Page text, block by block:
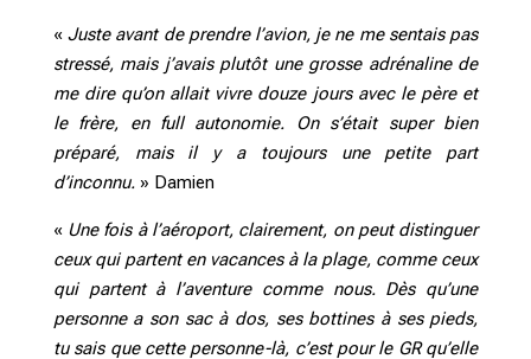
«Juste avant de prendre l’avion, je ne me sentais pas
stressé, mais j’avais plutôt une grosse adrénaline de
me dire qu’on allait vivre douze jours avec le père et
le frère, en full autonomie. On s’était super bien
préparé, mais il y a toujours une petite part
d’inconnu.» Damien
« Une fois à l’aéroport, clairement, on peut distinguer
ceux qui partent en vacances à la plage, comme ceux
qui partent à l’aventure comme nous. Dès qu’une
personne a son sac à dos, ses bottines à ses pieds,
tu sais que cette personne-là, c’est pour le GR qu’elle